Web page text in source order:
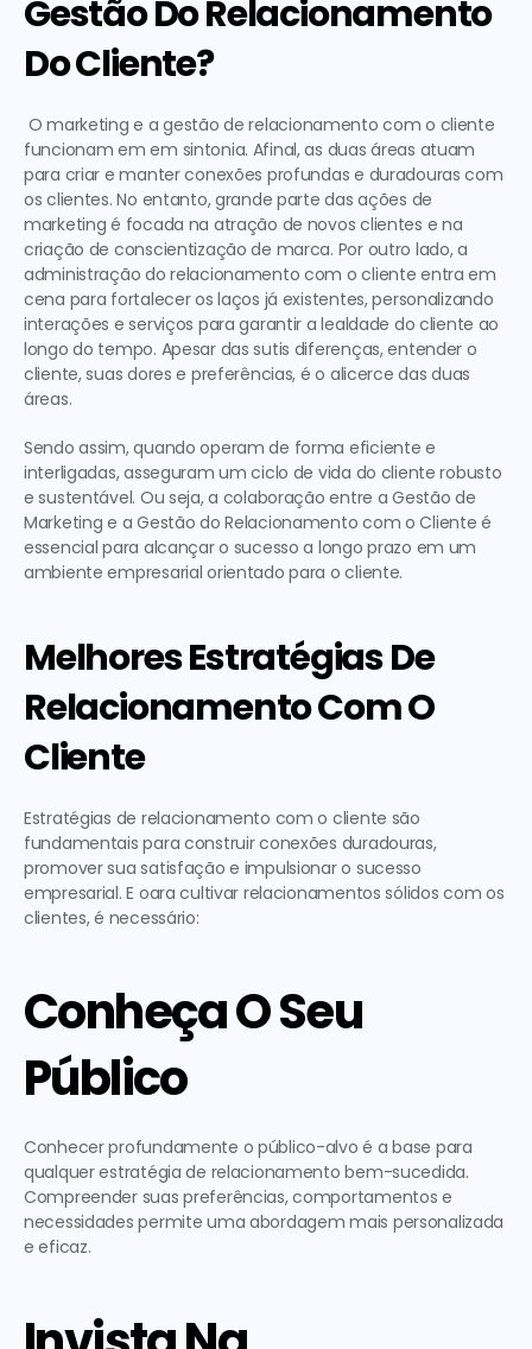
Gestão Do Relacionamento
Do Cliente?
O marketing e a gestão de relacionamento com o cliente
funcionam em em sintonia. Afinal, as duas áreas atuam
para criar e manter conexões profundas e duradouras com
os clientes. No entanto, grande parte das ações de
marketing é focada na atração de novos clientes e na
administração do relacionamento com o cliente entra em
cena para fortalecer os laços já existentes, personalizando
interações e serviços para garantir a lealdade do cliente ao
longo do tempo. Apesar das sutis diferenças, entender o
cliente, suas dores e preferências, é o alicerce das duas
áreas.
Sendo assim, quando operam de forma eficiente e
interligadas, asseguram um ciclo de vida do cliente robusto
e sustentável. Ou seja, a colaboração entre a Gestão de
Marketing e a Gestão do Relacionamento com o Cliente é
essencial para alcançar o sucesso a longo prazo em um
ambiente empresarial orientado para o cliente.
Melhores Estratégias De
Relacionamento Com O
Cliente
Estratégias de relacionamento com o cliente são
fundamentais para construir conexões duradouras,
promover sua satisfação e impulsionar o sucesso
empresarial. E oara cultivar relacionamentos sólidos com os
clientes, é necessário:
Conheça O Seu
Público
Conhecer profundamente o público-alvo é a base para
qualquer estratégia de relacionamento bem-sucedida.
Compreender suas preferências, comportamentos e
necessidades permite uma abordagem mais personalizada
e eficaz.